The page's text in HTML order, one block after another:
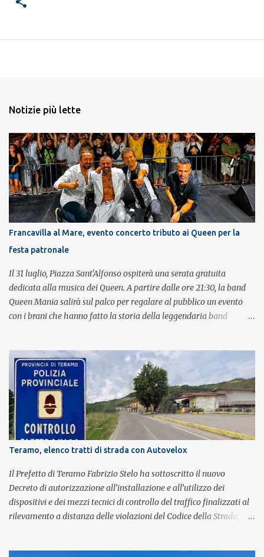
Notizie più lette
Francavilla al Mare, evento concerto tributo ai Queen per la
festa patronale
Il 31 luglio, Piazza Sant'Alfonso ospiterà una serata gratuita
dedicata alla musica dei Queen. A partire dalle ore 21:30, la band
Queen Mania salirà sul palco per regalare al pubblico un evento
con i brani che hanno fatto la storia della leggendaria band
con grande successo la passione e l'energia del celebre gruppo. Lo
spettacolo si inserisce nell'ambito dei festeggiamenti in onore di
Sant'Alfonso, il santo patrono della città. La formazione sul palco è
composta da Simone Fortuna alla batteria e voce, Fabrizio
Palermo al basso e voce, Tiziano Giampieri alla chitarra e voce, e
Salvo Vinci alla voce. Salvo Vinci è la voce scelta direttamente da
Brian May e Roger Taylor per il musical We Will Rock You.
Teramo, elenco tratti di strada con Autovelox
Il Prefetto di Teramo Fabrizio Stelo ha sottoscritto il nuovo
Decreto di autorizzazione all’installazione e all’utilizzo dei
dispositivi e dei mezzi tecnici di controllo del traffico finalizzati al
rilevamento a distanza delle violazioni del Codice della Strada,